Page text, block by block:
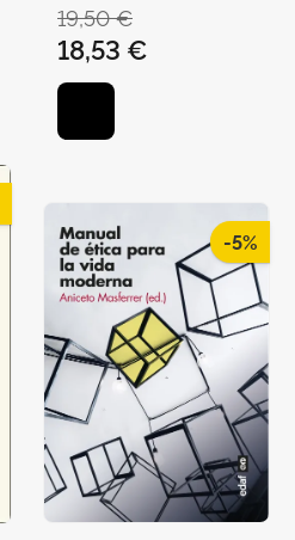
19,50 €
18,53 €
-5%